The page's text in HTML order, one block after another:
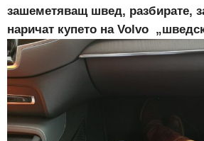
зашеметяващ швед, разбирате,
наричат купето на Volvo